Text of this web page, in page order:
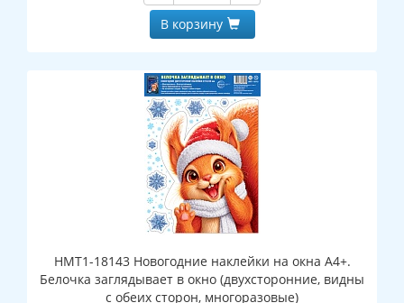
В корзину
НМТ1-18143 Новогодние наклейки на окна А4+.
Белочка заглядывает в окно (двухсторонние, видны
с обеих сторон, многоразовые)